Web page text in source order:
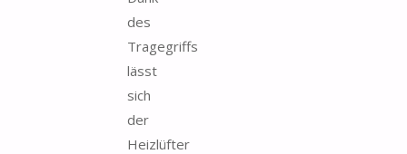
des
Tragegriffs
lässt
sich
der
Heizlüfter